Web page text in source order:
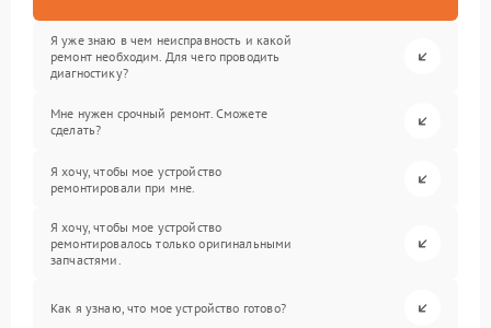
Я уже знаю в чем неисправность и какой
ремонт необходим. Для чего проводить
диагностику?
Мне нужен срочный ремонт. Сможете
сделать?
Я хочу, чтобы мое устройство
ремонтировали при мне.
Я хочу, чтобы мое устройство
ремонтировалось только оригинальными
запчастями.
Как я узнаю, что мое устройство готово?